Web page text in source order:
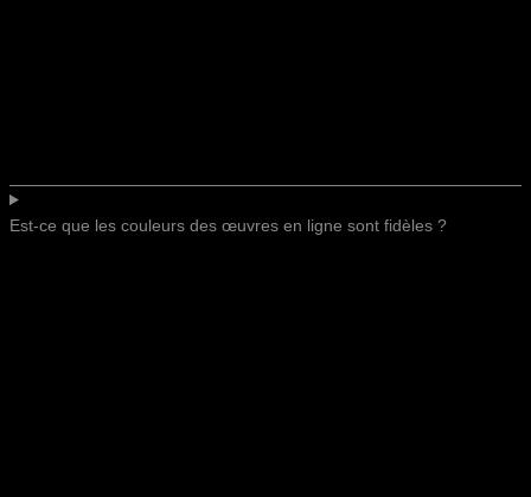
Est-ce que les couleurs des œuvres en ligne sont fidèles ?